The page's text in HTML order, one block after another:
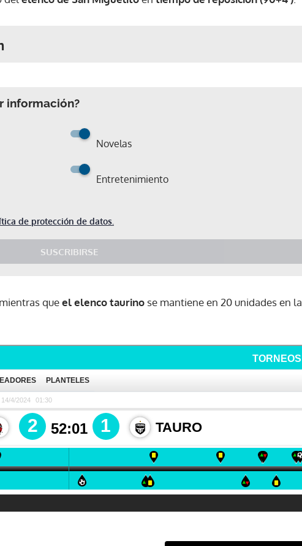
información?
Novelas
Entretenimiento
de protección de datos.
SUSCRIBIRSE
por suscribirte a nuestro boletín.
ACEPTAR
queel elenco taurino se mantiene en 20 unidades en la